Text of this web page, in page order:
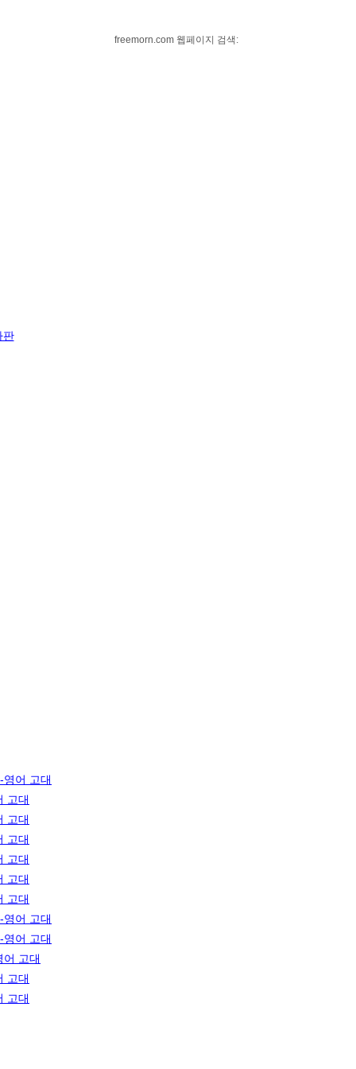
freemorn.com 웹페이지 검색:
판
영어 고대
고대
고대
고대
고대
고대
고대
영어 고대
영어 고대
어 고대
고대
고대